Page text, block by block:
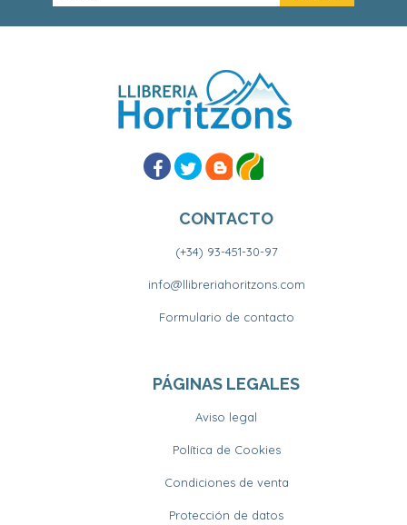
CONTACTO
(+34) 93-451-30-97
info@llibreriahoritzons.com
Formulario de contacto
PÁGINAS LEGALES
Aviso legal
Política de Cookies
Condiciones de venta
Protección de datos